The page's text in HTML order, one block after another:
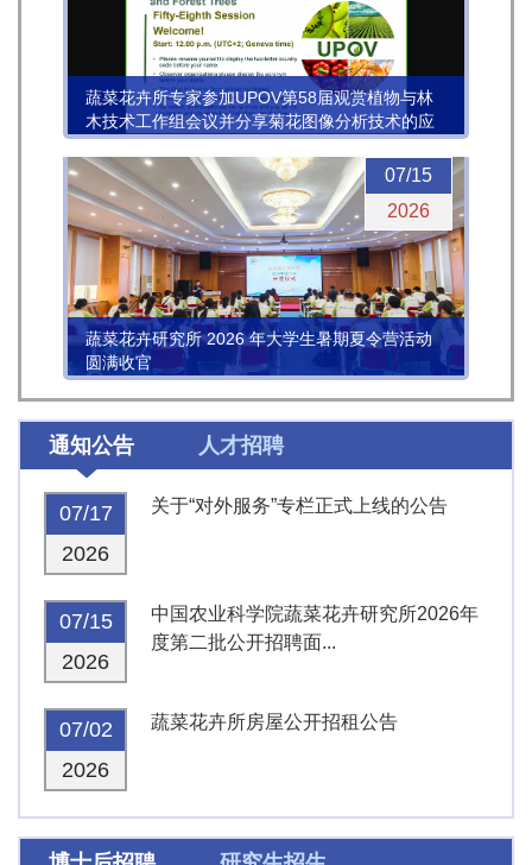
蔬菜花卉所专家参加UPOV第58届观赏植物与林
木技术工作组会议并分享菊花图像分析技术的应
用进展
07/15
2026
蔬菜花卉研究所 2026 年大学生暑期夏令营活动
圆满收官
通知公告 人才招聘
07/17
2026
关于“对外服务”专栏正式上线的公告
07/15
2026
中国农业科学院蔬菜花卉研究所2026年
度第二批公开招聘面...
07/02
2026
蔬菜花卉所房屋公开招租公告